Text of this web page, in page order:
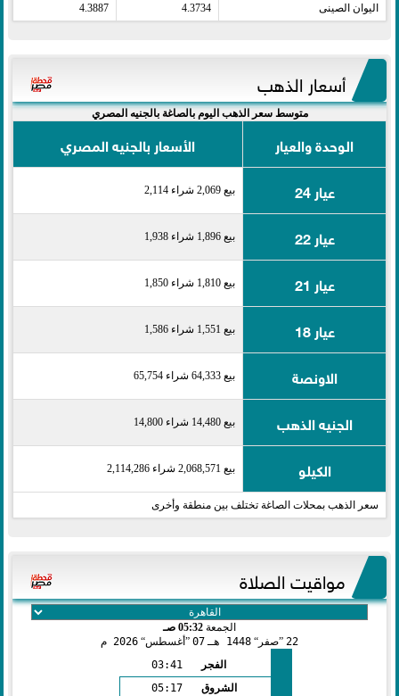
اليوان الصينى​ 4.3734
4.3887
أسعار الذهب
متوسط سعر الذهب اليوم بالصاغة بالجنيه المصري
الوحدة والعيار
الأسعار بالجنيه المصري
عيار 24
بيع 2,069 شراء 2,114
عيار 22 بيع 1,896 شراء 1,938
عيار 21 بيع 1,810 شراء 1,850
عيار 18 بيع 1,551 شراء 1,586
الاونصة بيع 64,333 شراء 65,754
الجنيه الذهب بيع 14,480 شراء 14,800
الكيلو بيع 2,068,571 شراء 2,114,286
سعر الذهب بمحلات الصاغة تختلف بين منطقة وأخرى
مواقيت الصلاة
الجمعة 05:32 صـ
22 صفر 1448 هـ 07 أغسطس 2026 م
الفجر
03:41
الشروق
05:17